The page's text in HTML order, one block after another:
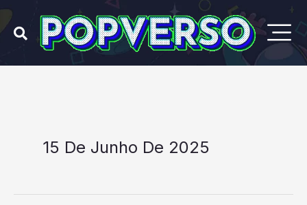
Ir
para
15 De Junho De 2025